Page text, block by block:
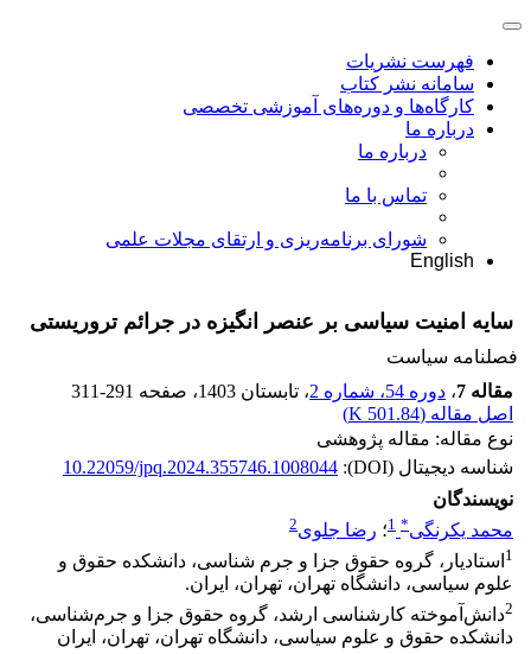
فهرست نشریات
سامانه نشر کتاب
کارگاه‌ها و دوره‌های آموزشی تخصصی
درباره ما
درباره ما
تماس با ما
شورای برنامه‌ریزی و ارتقای مجلات علمی
English
سایه امنیت سیاسی بر عنصر انگیزه در جرائم تروریستی
فصلنامه سیاست
مقاله 7
، دوره 54، شماره 2 ، تابستان 1403 ، صفحه 311-291
اصل مقاله (501.84 K
)
نوع مقاله: مقاله پژوهشی
شناسه دیجیتال (DOI):
10.22059/jpq.2024.355746.1008044
نویسندگان
محمد یکرنگی*
1؛ رضا جلوی2
1 استادیار، گروه حقوق جزا و جرم شناسی، دانشکده حقوق و
علوم سیاسی، دانشگاه تهران، تهران، ایران.
2دانش‌آموخته کارشناسی ارشد، گروه حقوق جزا و جرم‌شناسی،
دانشکده حقوق و علوم سیاسی، دانشگاه تهران، تهران، ایران